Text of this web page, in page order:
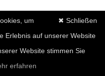
✖ Schließen
um
Erlebnis auf unserer Website
Website stimmen Sie
erfahren